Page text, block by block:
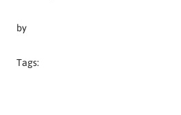
by
Tags: